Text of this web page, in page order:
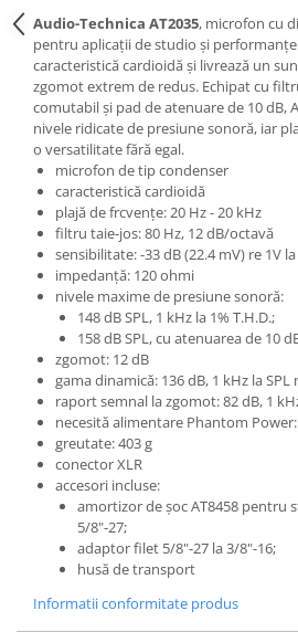
Monitoare de studio
Pop filtre
Preamplificatoare
Protectii antifonice pentru urechi
Rack studio
Recordere de studio
Recordere portabile
Sintetizatoare
Standuri si stative de monitoare
Subwoofere de studio
Tratament acustic
Lumini si efecte
Accesorii pentru lumini
Bare Led
Cabluri de Alimentare
Case-uri de lumini
Comenzi si controllere
Ecrane LED
Efecte de lumini
Lasere
Audio-Technica AT2035, microfon cu
pentru aplicații de studio și performanțe
caracteristică cardioidă și livrează un
zgomot extrem de redus. Echipat cu
comutabil și pad de atenuare de 10 dB,
nivele ridicate de presiune sonoră, iar
o versatilitate fără egal.
microfon de tip condenser
caracteristică cardioidă
plajă de frcvențe: 20 Hz - 20 kHz
filtru taie-jos: 80 Hz, 12 dB/octavă
sensibilitate: -33 dB (22.4 mV) re 1V la
impedanță: 120 ohmi
nivele maxime de presiune sonoră:
148 dB SPL, 1 kHz la 1% T.H.D.;
158 dB SPL, cu atenuarea de 10
zgomot: 12 dB
gama dinamică: 136 dB, 1 kHz la SPL
raport semnal la zgomot: 82 dB, 1
necesită alimentare Phantom Power:
greutate: 403 g
conector XLR
accesori incluse:
amortizor de șoc AT8458 pentru
5/8"-27;
adaptor filet 5/8"-27 la 3/8"-16;
husă de transport
Informatii conformitate produs